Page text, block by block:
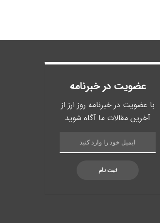
عضویت در خبرنامه
با عضویت در خبرنامه روز ارز از
آخرین مقالات ما آگاه شوید
ثبت نام